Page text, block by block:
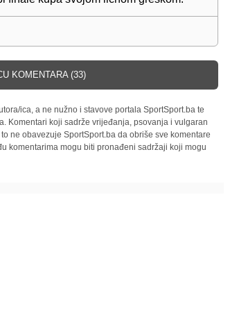
KOMENTARA (33)
ica, a ne nužno i stavove portala SportSport.ba te
Komentari koji sadrže vrijeđanja, psovanja i vulgaran
ne obavezuje SportSport.ba da obriše sve komentare
komentarima mogu biti pronađeni sadržaji koji mogu